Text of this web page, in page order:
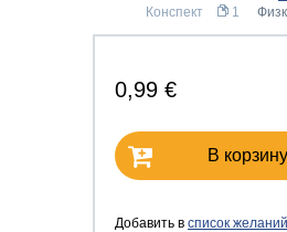
Конспект 1
0,99 €
В корзину
Добавить в список желаний